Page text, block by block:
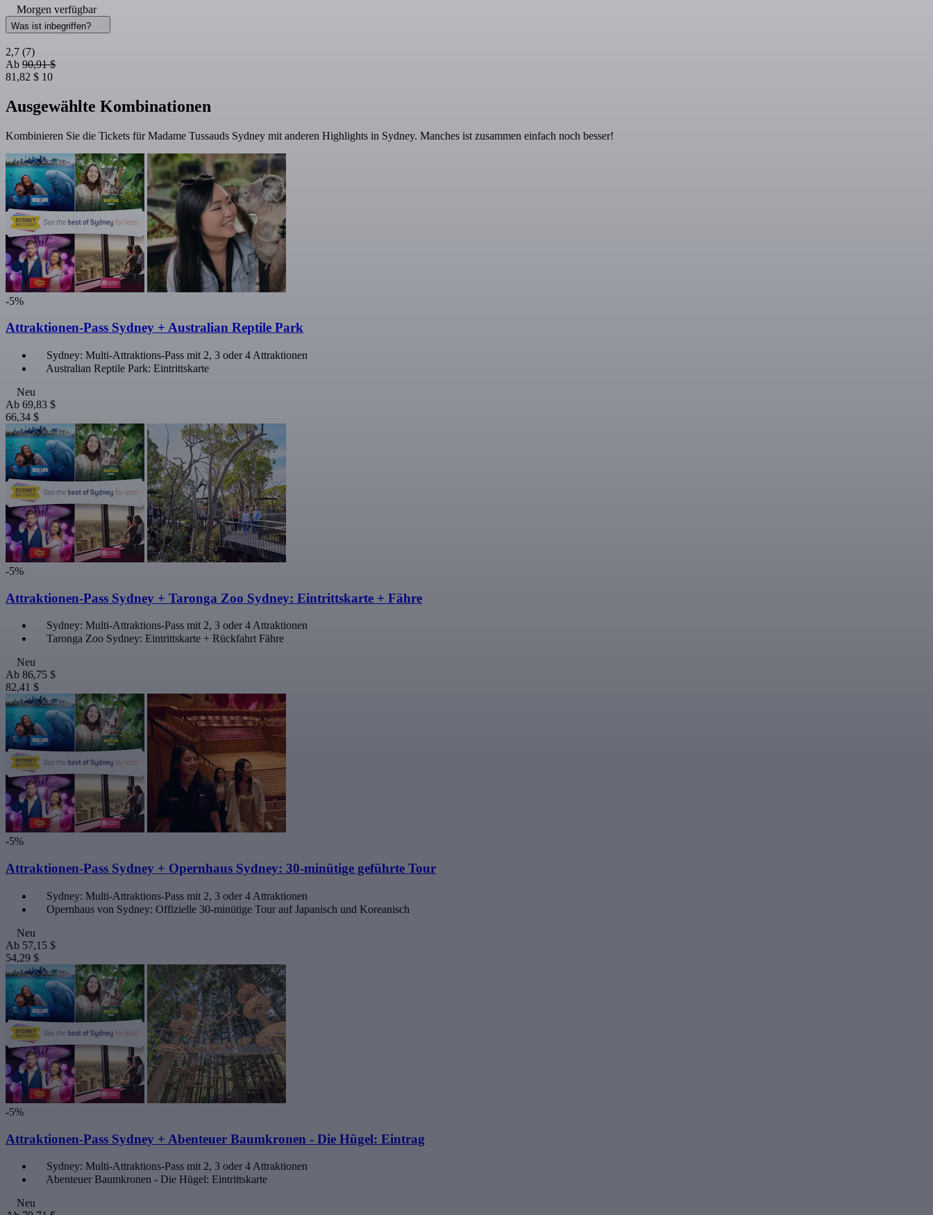
Morgen verfügbar
Was ist inbegriffen?
2,7 (7)
Ab 90,91 $
81,82 $ 10
Ausgewählte Kombinationen
Kombinieren Sie die Tickets für Madame Tussauds Sydney mit anderen Highlights in Sydney. Manches ist zusammen einfach noch besser!
-5%
Attraktionen-Pass Sydney + Australian Reptile Park
Sydney: Multi-Attraktions-Pass mit 2, 3 oder 4 Attraktionen
Australian Reptile Park: Eintrittskarte
Neu
Ab 69,83 $
66,34 $
-5%
Attraktionen-Pass Sydney + Taronga Zoo Sydney: Eintrittskarte + Fähre
Sydney: Multi-Attraktions-Pass mit 2, 3 oder 4 Attraktionen
Taronga Zoo Sydney: Eintrittskarte + Rückfahrt Fähre
Neu
Ab 86,75 $
82,41 $
-5%
Attraktionen-Pass Sydney + Opernhaus Sydney: 30-minütige geführte Tour
Sydney: Multi-Attraktions-Pass mit 2, 3 oder 4 Attraktionen
Opernhaus von Sydney: Offizielle 30-minütige Tour auf Japanisch und Koreanisch
Neu
Ab 57,15 $
54,29 $
-5%
Attraktionen-Pass Sydney + Abenteuer Baumkronen - Die Hügel: Eintrag
Sydney: Multi-Attraktions-Pass mit 2, 3 oder 4 Attraktionen
Abenteuer Baumkronen - Die Hügel: Eintrittskarte
Neu